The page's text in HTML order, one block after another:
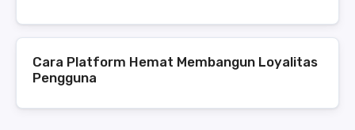
Cara Platform Hemat Membangun Loyalitas
Pengguna